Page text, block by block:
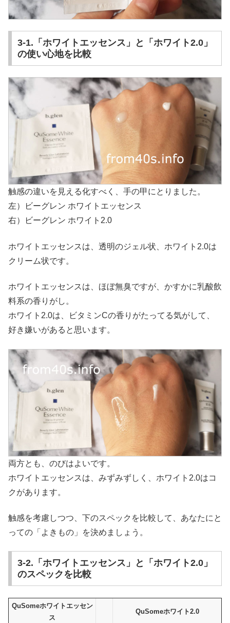
3-1.「ホワイトエッセンス」と「ホワイト2.0」
の使い心地を比較
触感の違いを見える化すべく、手の甲にとりました。
左）ビーグレン ホワイトエッセンス
右）ビーグレン ホワイト2.0
ホワイトエッセンスは、透明のジェル状、ホワイト2.0は
クリーム状です。
ホワイトエッセンスは、ほぼ無臭ですが、かすかに乳酸飲
料系の香りがし。
ホワイト2.0は、ビタミンCの香りがたってる気がして、
好き嫌いがあると思います。
両方とも、のびはよいです。
ホワイトエッセンスは、みずみずしく、ホワイト2.0はコ
クがあります。
触感を考慮しつつ、下のスペックを比較して、あなたにと
っての「よきもの」を決めましょう。
3-2.「ホワイトエッセンス」と「ホワイト2.0」
のスペックを比較
QuSomeホワイトエッセン
ス
QuSomeホワイト2.0